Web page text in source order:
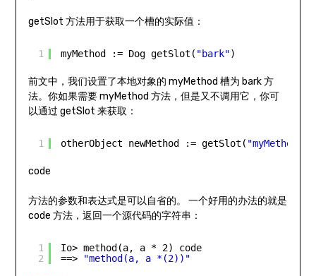
getSlot 方法用于获取一个槽的实际值：
1 myMethod := Dog getSlot( "bark")
前文中，我们设置了本地对象的 myMethod 槽为 bark 方
法。你如果需要 myMethod 方法，但是又不调用它，你可
以通过 getSlot 来获取：
1 otherObject newMethod := getSlot( "myMethod"
code
方法的参数和表达式是可以自省的。 一个好用的办法的就是
code 方法，返回一个源代码的字符串：
1
2
Io> method(a, a * 2) code
==>
"method(a, a *(2))"